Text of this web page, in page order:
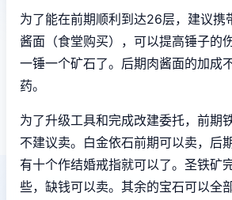
为了能在前期顺利到达26层，建议携
酱面（食堂购买），可以提高锤子的
一锤一个矿石了。后期肉酱面的加成
药。
为了升级工具和完成改建委托，前期
不建议卖。白金依石前期可以卖，后
有十个作结婚戒指就可以了。圣铁矿
些，缺钱可以卖。其余的宝石可以全